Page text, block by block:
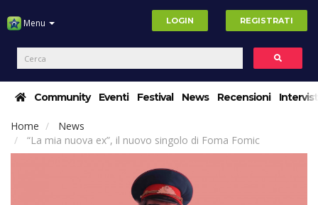
Menu LOGIN REGISTRATI
Community Eventi Festival News Recensioni
Home
News
“La mia nuova ex”, il nuovo singolo di Foma Fomic